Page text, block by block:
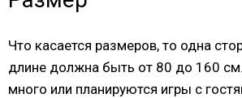
Что касается размеров, то одна
длине должна быть от 80 до 160
много или планируются игры с